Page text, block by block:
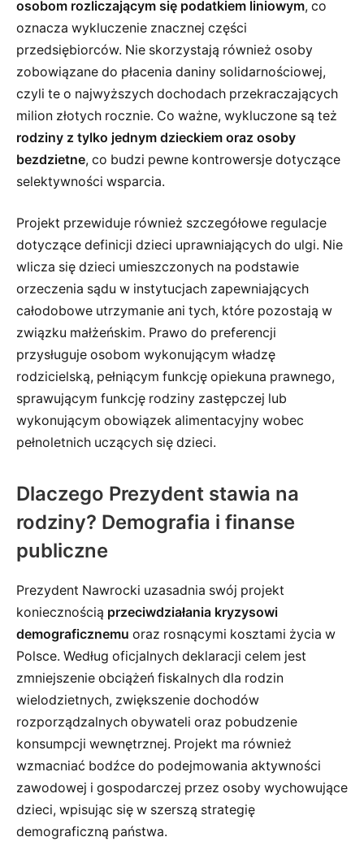
osobom rozliczającym się podatkiem liniowym, co
oznacza wykluczenie znacznej części
przedsiębiorców. Nie skorzystają również osoby
zobowiązane do płacenia daniny solidarnościowej,
czyli te o najwyższych dochodach przekraczających
milion złotych rocznie. Co ważne, wykluczone są też
rodziny z tylko jednym dzieckiem oraz osoby
bezdzietne, co budzi pewne kontrowersje dotyczące
selektywności wsparcia.
Projekt przewiduje również szczegółowe regulacje
dotyczące definicji dzieci uprawniających do ulgi. Nie
wlicza się dzieci umieszczonych na podstawie
orzeczenia sądu w instytucjach zapewniających
całodobowe utrzymanie ani tych, które pozostają w
związku małżeńskim. Prawo do preferencji
przysługuje osobom wykonującym władzę
rodzicielską, pełniącym funkcję opiekuna prawnego,
sprawującym funkcję rodziny zastępczej lub
wykonującym obowiązek alimentacyjny wobec
pełnoletnich uczących się dzieci.
Dlaczego Prezydent stawia na
rodziny? Demografia i finanse
publiczne
Prezydent Nawrocki uzasadnia swój projekt
koniecznością przeciwdziałania kryzysowi
demograficznemu oraz rosnącymi kosztami życia w
Polsce. Według oficjalnych deklaracji celem jest
zmniejszenie obciążeń fiskalnych dla rodzin
wielodzietnych, zwiększenie dochodów
rozporządzalnych obywateli oraz pobudzenie
konsumpcji wewnętrznej. Projekt ma również
wzmacniać bodźce do podejmowania aktywności
zawodowej i gospodarczej przez osoby wychowujące
dzieci, wpisując się w szerszą strategię
demograficzną państwa.